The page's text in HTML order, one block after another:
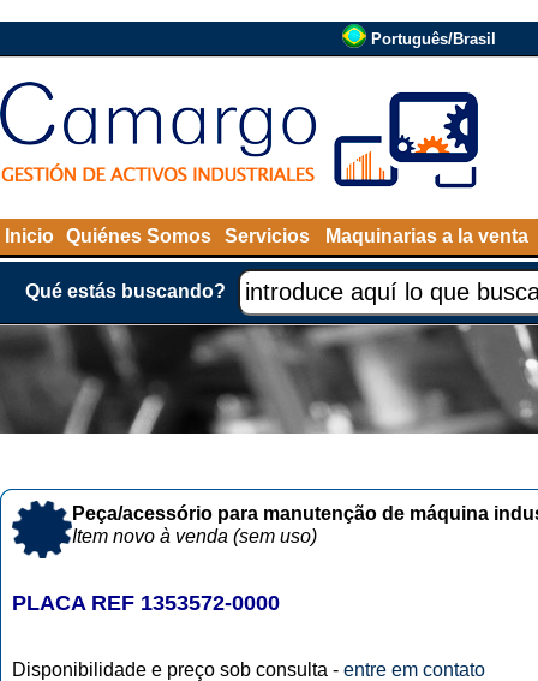
Português/Brasil
Inicio Quiénes Somos Servicios Maquinarias a la venta
Qué estás buscando?
Peça/acessório para manutenção de máquina
Item novo à venda (sem uso)
PLACA REF 1353572-0000
Disponibilidade e preço sob consulta - entre em contato